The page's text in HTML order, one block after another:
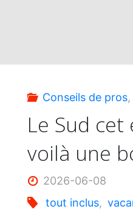
Conseils de pros,
Le Sud cet
voilà une
2026-06-08
tout inclus,